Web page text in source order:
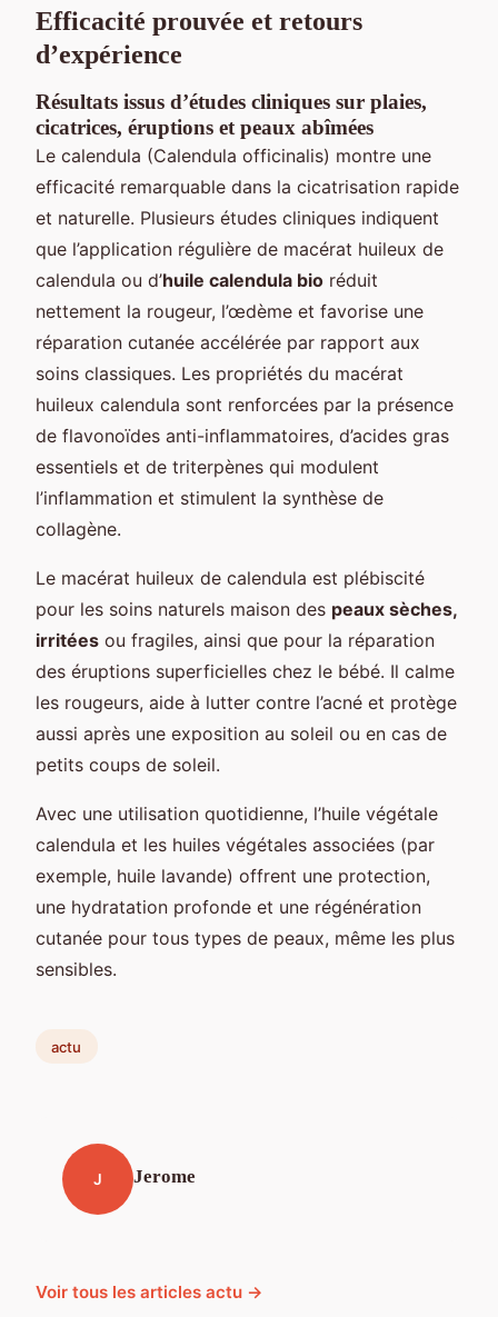
Efficacité prouvée et retours
d’expérience
Résultats issus d’études cliniques sur plaies,
cicatrices, éruptions et peaux abîmées
Le calendula (Calendula officinalis) montre une
efficacité remarquable dans la cicatrisation rapide
et naturelle. Plusieurs études cliniques indiquent
que l’application régulière de macérat huileux de
calendula ou d’huile calendula bio réduit
nettement la rougeur, l’œdème et favorise une
réparation cutanée accélérée par rapport aux
soins classiques. Les propriétés du macérat
huileux calendula sont renforcées par la présence
de flavonoïdes anti-inflammatoires, d’acides gras
essentiels et de triterpènes qui modulent
l’inflammation et stimulent la synthèse de
collagène.
Le macérat huileux de calendula est plébiscité
pour les soins naturels maison des peaux sèches,
irritées ou fragiles, ainsi que pour la réparation
des éruptions superficielles chez le bébé. Il calme
les rougeurs, aide à lutter contre l’acné et protège
aussi après une exposition au soleil ou en cas de
petits coups de soleil.
Avec une utilisation quotidienne, l’huile végétale
calendula et les huiles végétales associées (par
exemple, huile lavande) offrent une protection,
une hydratation profonde et une régénération
cutanée pour tous types de peaux, même les plus
sensibles.
actu
J Jerome
Voir tous les articles actu →